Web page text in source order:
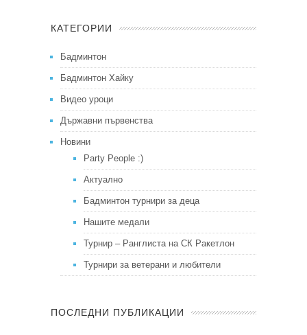
КАТЕГОРИИ
Бадминтон
Бадминтон Хайку
Видео уроци
Държавни първенства
Новини
Party People :)
Актуално
Бадминтон турнири за деца
Нашите медали
Турнир – Ранглиста на СК Ракетлон
Турнири за ветерани и любители
ПОСЛЕДНИ ПУБЛИКАЦИИ